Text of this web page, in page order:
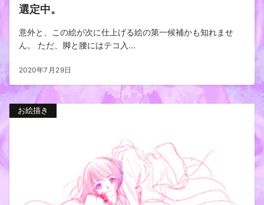
選定中。
意外と、この絵が次に仕上げる絵の第一候補かも知れませ
ん。 ただ、脚と腰にはテコ入...
2020年7月29日
お絵描き